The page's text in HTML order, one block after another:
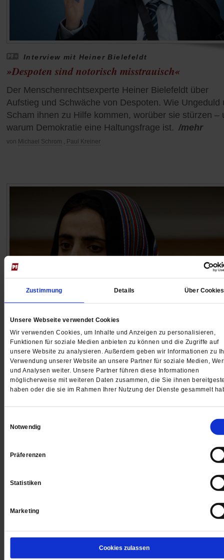
Zustimmung Details Über Cookies
Unsere Webseite verwendet Cookies
Wir verwenden Cookies, um Inhalte und Anzeigen zu personalisieren,
Funktionen für soziale Medien anbieten zu können und die Zugriffe auf
unsere Website zu analysieren. Außerdem geben wir Informationen zu
Verwendung unserer Website an unsere Partner für soziale Medien,
und Analysen weiter. Unsere Partner führen diese Informationen
möglicherweise mit weiteren Daten zusammen, die Sie ihnen
haben oder die sie im Rahmen Ihrer Nutzung der Dienste gesammelt
Notwendig
Präferenzen
Statistiken
Marketing
Cookies zulassen
Interview mit Heiner Bielefeldt
»Despoten sind notorisch misstrauisch«
Der Menschenrechtsexperte Heiner Bielefeldt über
Aufstieg und Schwäche von Despoten. Wie Ungeduld
Scham ihnen zu Hilfe kommen, worüber sie stürzen –
warum Demokratie eine Haltungsfrage ist. /mehr
von Michael Schrom , Paul Kreiner
Mahrang Baloch
Pakistans bekannte Menschenrechtsaktivistin wurde
wegen angeblichem Terrorismus zu lebenslanger Haft
verurteilt.
/mehr
Direkte Demokratie